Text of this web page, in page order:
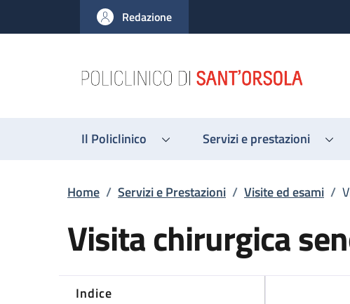
al contenuto principale
to footer content
Redazione
Il Policlinico Servizi e prestazioni
Briciole di pane
Home / Servizi e Prestazioni / Visite ed esami /
Visita chirurgica
Indice